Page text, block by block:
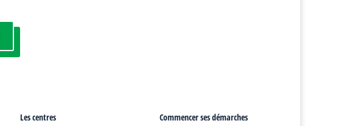
Les centres Commencer ses démarches